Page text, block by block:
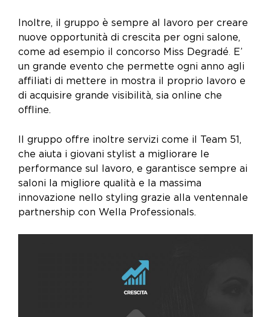
Inoltre, il gruppo è sempre al lavoro per creare
nuove opportunità di crescita per ogni salone,
come ad esempio il concorso Miss Degradé. E’
un grande evento che permette ogni anno agli
affiliati di mettere in mostra il proprio lavoro e
di acquisire grande visibilità, sia online che
offline.
Il gruppo offre inoltre servizi come il Team 51,
che aiuta i giovani stylist a migliorare le
performance sul lavoro, e garantisce sempre ai
saloni la migliore qualità e la massima
innovazione nello styling grazie alla ventennale
partnership con Wella Professionals.